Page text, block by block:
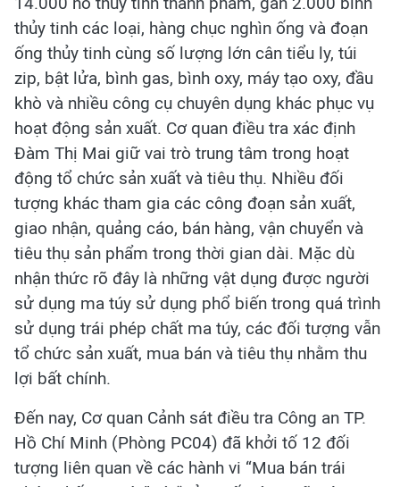
thủy tinh các loại, hàng chục nghìn ống và đoạn
ống thủy tinh cùng số lượng lớn cân tiểu ly, túi
zip, bật lửa, bình gas, bình oxy, máy tạo oxy, đầu
khò và nhiều công cụ chuyên dụng khác phục vụ
hoạt động sản xuất. Cơ quan điều tra xác định
Đàm Thị Mai giữ vai trò trung tâm trong hoạt
động tổ chức sản xuất và tiêu thụ. Nhiều đối
tượng khác tham gia các công đoạn sản xuất,
giao nhận, quảng cáo, bán hàng, vận chuyển và
tiêu thụ sản phẩm trong thời gian dài. Mặc dù
nhận thức rõ đây là những vật dụng được người
sử dụng ma túy sử dụng phổ biến trong quá trình
sử dụng trái phép chất ma túy, các đối tượng vẫn
tổ chức sản xuất, mua bán và tiêu thụ nhằm thu
lợi bất chính.
Đến nay, Cơ quan Cảnh sát điều tra Công an TP.
Hồ Chí Minh (Phòng PC04) đã khởi tố 12 đối
tượng liên quan về các hành vi “Mua bán trái